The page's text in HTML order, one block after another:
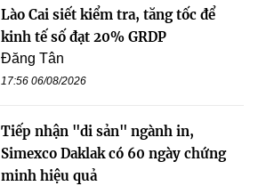
Lào Cai siết kiểm tra, tăng tốc để
kinh tế số đạt 20% GRDP
Đăng Tân
17:56 06/08/2026
Tiếp nhận "di sản" ngành in,
Simexco Daklak có 60 ngày chứng
minh hiệu quả